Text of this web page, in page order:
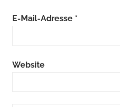
E-Mail-Adresse *
Website